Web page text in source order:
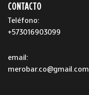
CONTACTO
Teléfono:
+573016903099
email:
merobar.co@gmail.com